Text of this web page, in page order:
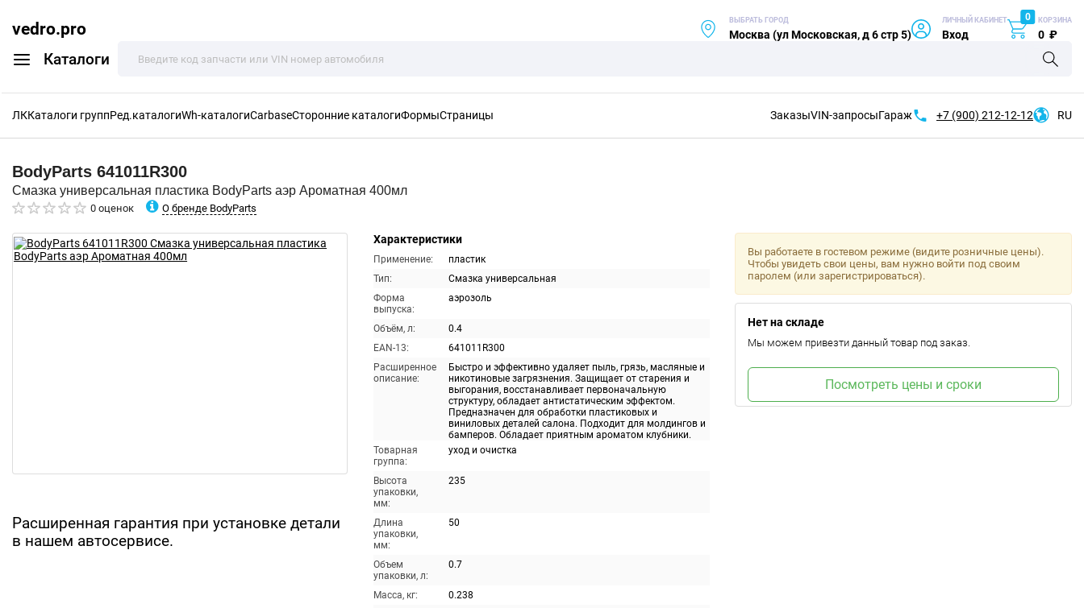
vedro.pro
Каталоги
ВЫБРАТЬ ГОРОД
Москва (ул Московская, д 6 стр 5)
ЛИЧНЫЙ КАБИНЕТ
Вход
0 КОРЗИНА
0 ₽
ЛККаталоги группРед.каталогиWh-каталогиCarbaseСторонние каталогиФормыСтраницы ЗаказыVIN-запросыГараж +7 (900) 212-12-12 RU
BodyParts 641011R300
Смазка универсальная пластика BodyParts аэр Ароматная 400мл
0 оценок О бренде BodyParts
Расширенная гарантия при установке детали
в нашем автосервисе.
Характеристики
Применение:
пластик
Тип:
Смазка универсальная
Форма
выпуска:
аэрозоль
Объём, л:
0.4
EAN-13:
641011R300
Расширенное
описание:
Быстро и эффективно удаляет пыль, грязь, масляные и
никотиновые загрязнения. Защищает от старения и
выгорания, восстанавливает первоначальную
структуру, обладает антистатическим эффектом.
Предназначен для обработки пластиковых и
виниловых деталей салона. Подходит для молдингов и
бамперов. Обладает приятным ароматом клубники.
Товарная
группа:
уход и очистка
Высота
упаковки,
мм:
235
Длина
упаковки,
мм:
50
Объем
упаковки, л:
0.7
Масса, кг:
0.238
Вы работаете в гостевом режиме (видите розничные цены).
Чтобы увидеть свои цены, вам нужно войти под своим
паролем (или зарегистрироваться).
Нет на складе
Мы можем привезти данный товар под заказ.
Посмотреть цены и сроки